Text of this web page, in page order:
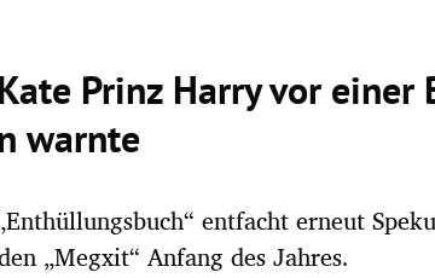
Prinz Harry vor einer
warnte
entfacht erneut
„Megxit“ Anfang des Jahres.